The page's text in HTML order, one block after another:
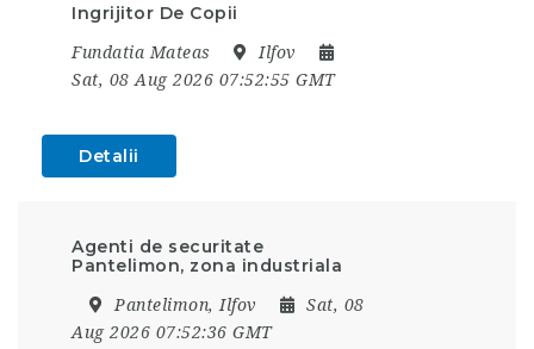
Ingrijitor De Copii
Fundatia Mateas
Ilfov
Sat, 08 Aug 2026 07:52:55 GMT
Detalii
Agenti de securitate
Pantelimon, zona industriala
Pantelimon, Ilfov
Sat, 08
Aug 2026 07:52:36 GMT